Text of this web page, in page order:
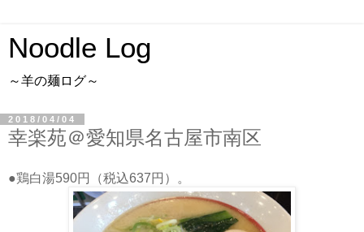
Noodle Log
～羊の麺ログ～
2018/04/04
幸楽苑＠愛知県名古屋市南区
●鶏白湯590円（税込637円）。